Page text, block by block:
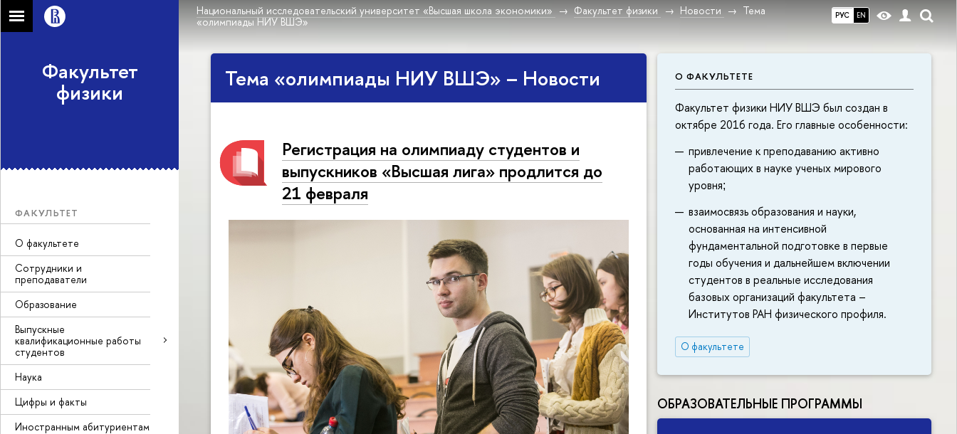
РУС EN
Национальный исследовательский университет «Высшая школа экономики» Факультет физики Новости
Тема
«олимпиады НИУ ВШЭ»
Факультет
физики
ФАКУЛЬТЕТ
О факультете
Сотрудники и
преподаватели
Образование
Выпускные
квалификационные работы
студентов
Наука
Цифры и факты
Иностранным абитуриентам
О ФАКУЛЬТЕТЕ
Факультет физики НИУ ВШЭ был создан в
октябре 2016 года. Его главные особенности:
привлечение к преподаванию активно
работающих в науке ученых мирового
уровня;
взаимосвязь образования и науки,
основанная на интенсивной
фундаментальной подготовке в первые
годы обучения и дальнейшем включении
студентов в реальные исследования
базовых организаций факультета –
Институтов РАН физического профиля.
О факультете
ОБРАЗОВАТЕЛЬНЫЕ ПРОГРАММЫ
Тема «олимпиады НИУ ВШЭ» – Новости
Регистрация на олимпиаду студентов и
выпускников «Высшая лига» продлится до
21 февраля